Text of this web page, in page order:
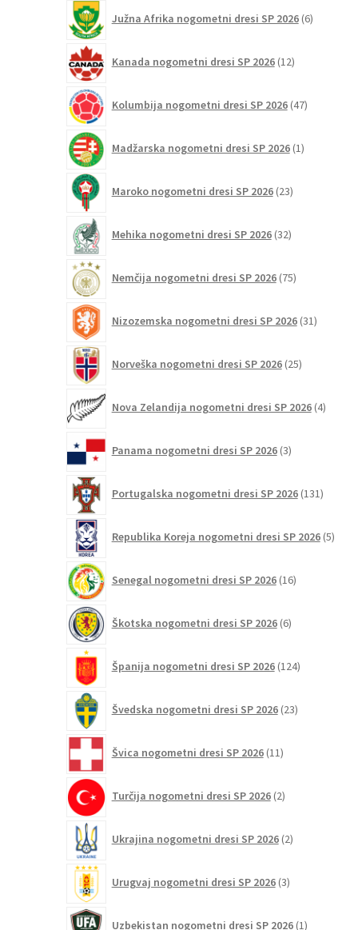
Južna Afrika nogometni dresi SP 2026 6izdelkov
Kanada nogometni dresi SP 2026 12izdelkov
Kolumbija nogometni dresi SP 2026 47izdelkov
Madžarska nogometni dresi SP 2026 1izdelek
Maroko nogometni dresi SP 2026 23izdelkov
Mehika nogometni dresi SP 2026 32izdelkov
Nemčija nogometni dresi SP 2026 75izdelkov
Nizozemska nogometni dresi SP 2026 31izdelkov
Norveška nogometni dresi SP 2026 25izdelkov
Nova Zelandija nogometni dresi SP 2026 4izdelki
Panama nogometni dresi SP 2026 3izdelki
Portugalska nogometni dresi SP 2026 131
Republika Koreja nogometni dresi SP 2026 5
Senegal nogometni dresi SP 2026 16izdelkov
Škotska nogometni dresi SP 2026 6izdelkov
Španija nogometni dresi SP 2026 124izdelkov
Švedska nogometni dresi SP 2026 23izdelkov
Švica nogometni dresi SP 2026 11izdelkov
Turčija nogometni dresi SP 2026 2izdelka
Ukrajina nogometni dresi SP 2026 2izdelka
Urugvaj nogometni dresi SP 2026 3izdelki
Uzbekistan nogometni dresi SP 2026 1